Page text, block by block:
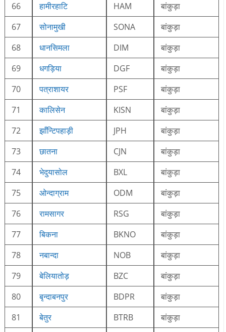
66
हामीरहाटि HAM
बांकुड़ा
67
सोनामुखी SONA
बांकुड़ा
68
धानसिमला DIM
बांकुड़ा
69
धगड़िया DGF
बांकुड़ा
70
पत्राशायर PSF
बांकुड़ा
71
कालिसेन KISN
बांकुड़ा
72
झाँन्टिपहाड़ी JPH
बांकुड़ा
73
छातना CJN
बांकुड़ा
74
भेदुयासोल BXL
बांकुड़ा
75
ओन्दाग्राम ODM
बांकुड़ा
76
रामसागर RSG
बांकुड़ा
77
बिकना BKNO
बांकुड़ा
78
नबान्दा NOB
बांकुड़ा
79
बेलियातोड़ BZC
बांकुड़ा
80
बृन्दाबनपुर BDPR
बांकुड़ा
81
बेतुर BTRB
बांकुड़ा